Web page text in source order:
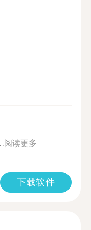
阅读更多
下载软件